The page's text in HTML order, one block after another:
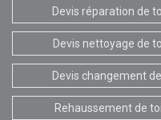
Devis réparation de
Devis nettoyage de
Devis changement
Rehaussement de